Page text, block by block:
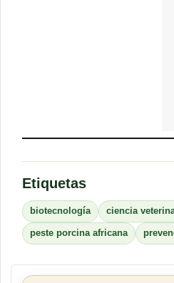
Etiquetas
biotecnología ciencia
peste porcina africana